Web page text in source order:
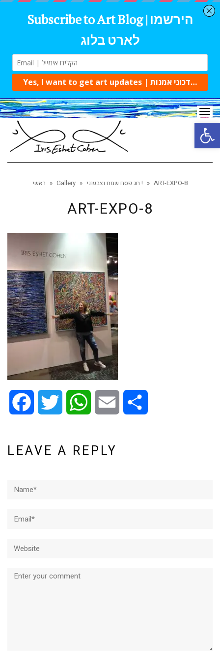
ראשי » Gallery » חג פסח שמח וצבעוני ! » ART-EXPO-8
ART-EXPO-8
Facebook Twitter WhatsApp Email
LEAVE A REPLY
Comment